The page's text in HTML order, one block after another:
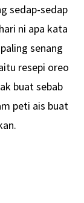
sedap-sedap
ni apa kata
senang
resepi oreo
buat sebab
peti ais buat